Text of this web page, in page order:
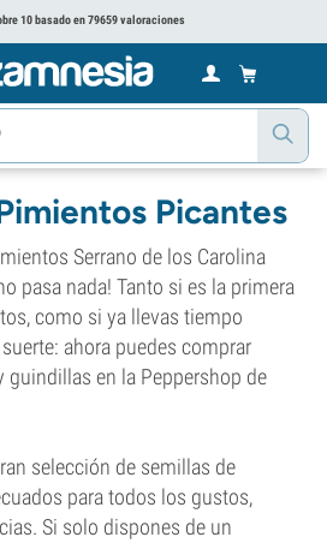
10 basado en 79659 valoraciones
Picantes
Serrano de los Carolina
pasa nada! Tanto si es la primera
como si ya llevas tiempo
ahora puedes comprar
en la Peppershop de
selección de semillas de
para todos los gustos,
Si solo dispones de un